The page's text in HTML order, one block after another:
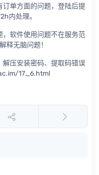
单方面的问题，登陆后提
内处理。
软件使用问题不在服务范
释无脑问题！
压安装密码、提取码错误
17_6.html